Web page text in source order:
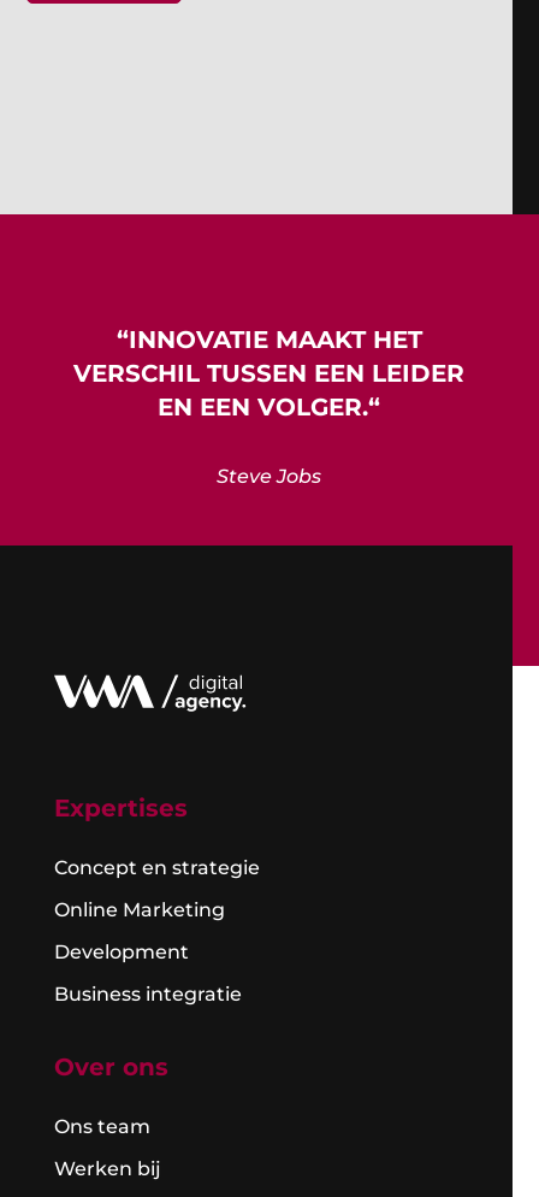
“INNOVATIEMAAKT HET
VERSCHIL TUSSEN EEN LEIDER
EN EEN VOLGER.“
Steve Jobs
Expertises
Concept en strategie
Online Marketing
Development
Business integratie
Over ons
Ons team
Werken bij